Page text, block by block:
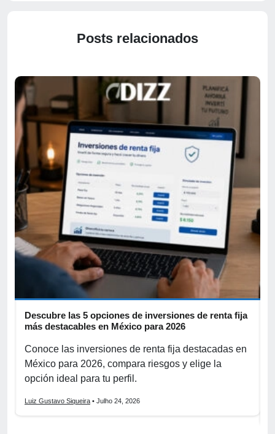
Posts relacionados
Descubre las 5 opciones de inversiones de renta fija
más destacables en México para 2026
Conoce las inversiones de renta fija destacadas en
México para 2026, compara riesgos y elige la
opción ideal para tu perfil.
Luiz Gustavo Siqueira • Julho 24, 2026